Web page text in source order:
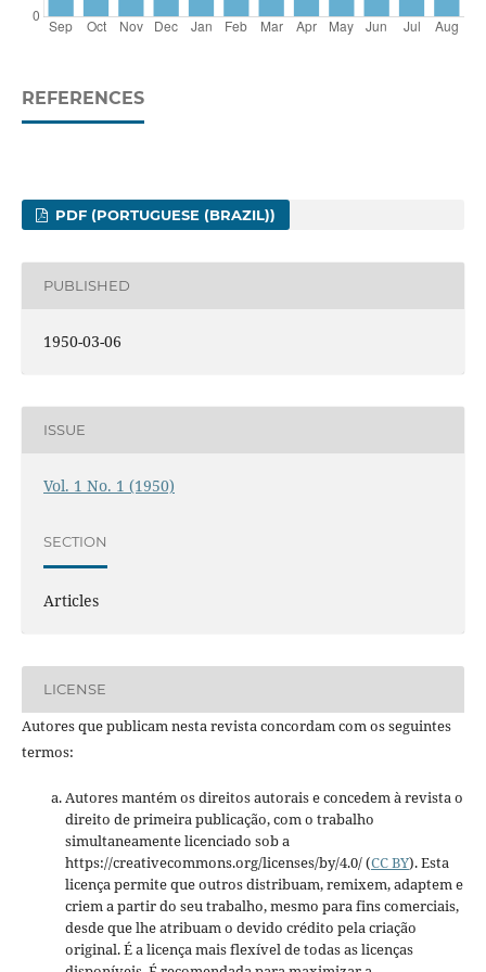
REFERENCES
PDF (PORTUGUESE (BRAZIL))
PUBLISHED
1950-03-06
ISSUE
Vol. 1 No. 1 (1950)
SECTION
Articles
LICENSE
Autores que publicam nesta revista concordam com os seguintes
termos:
Autores mantém os direitos autorais e concedem à revista o
direito de primeira publicação, com o trabalho
simultaneamente licenciado sob a
https://creativecommons.org/licenses/by/4.0/ (CC BY). Esta
licença permite que outros distribuam, remixem, adaptem e
criem a partir do seu trabalho, mesmo para fins comerciais,
desde que lhe atribuam o devido crédito pela criação
original. É a licença mais flexível de todas as licenças